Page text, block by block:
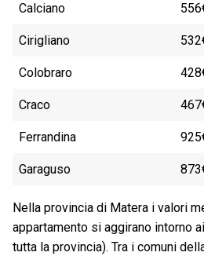
Calciano
Cirigliano
Colobraro
Craco
Ferrandina
Garaguso
Nella provincia di Matera i valori
appartamento si aggirano intorno
tutta la provincia). Tra i comuni